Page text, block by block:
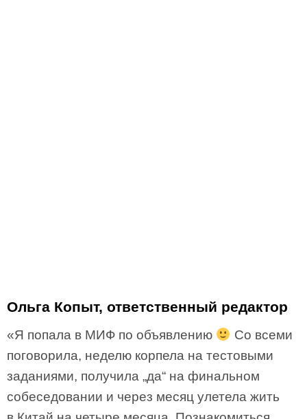
Ольга Копыт, ответственный редактор
«Я попала в МИФ по объявлению
Со всеми
поговорила, неделю корпела на тестовыми
заданиями, получила „да“ на финальном
собеседовании и через месяц улетела жить